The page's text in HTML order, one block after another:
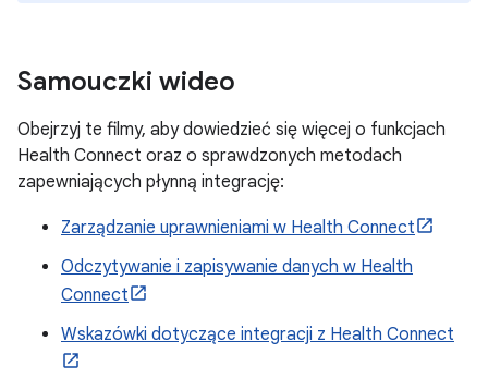
Samouczki wideo
Obejrzyj te filmy, aby dowiedzieć się więcej o funkcjach
Health Connect oraz o sprawdzonych metodach
zapewniających płynną integrację:
Zarządzanie uprawnieniami w Health Connect
Odczytywanie i zapisywanie danych w Health
Connect
Wskazówki dotyczące integracji z Health Connect